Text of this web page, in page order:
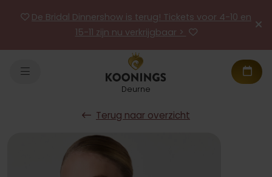
De Bridal Dinnershow is terug! Tickets voor 4-10 en
15-11 zijn nu verkrijgbaar >
Deurne
Terug naar overzicht